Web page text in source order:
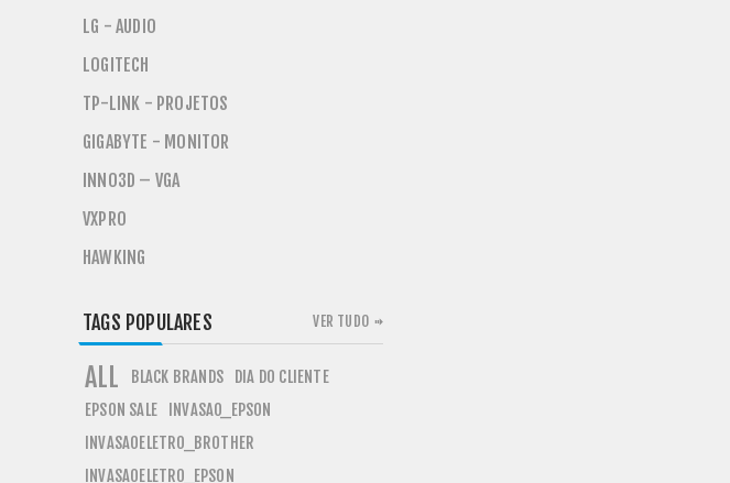
LG - AUDIO
LOGITECH
TP-LINK - PROJETOS
GIGABYTE - MONITOR
INNO3D – VGA
VXPRO
HAWKING
TAGS POPULARES
ALL BLACK BRANDS DIA DO CLIENTE
EPSON SALE INVASAO_EPSON
INVASAOELETRO_BROTHER
INVASAOELETRO_EPSON
VER TUDO